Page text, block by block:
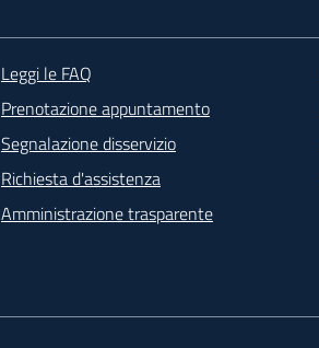
Footer - Contatti
Leggi le FAQ
Prenotazione appuntamento
Segnalazione disservizio
Richiesta d'assistenza
Amministrazione trasparente